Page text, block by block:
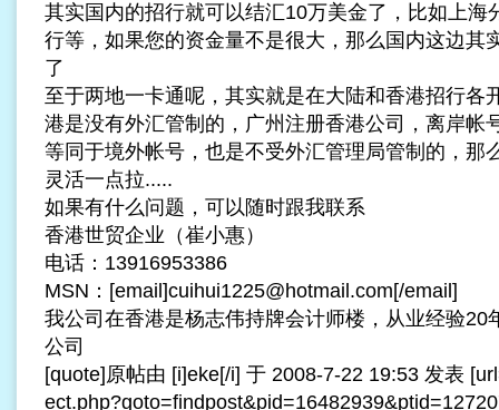
其实国内的招行就可以结汇10万美金了，比如上海
行等，如果您的资金量不是很大，那么国内这边其
了
至于两地一卡通呢，其实就是在大陆和香港招行各
港是没有外汇管制的， 广州注册香港公司
，离岸帐
等同于境外帐号，也是不受外汇管理局管制的，那
灵活一点拉.....
如果有什么问题，可以随时跟我联系
香港世贸企业（崔小惠）
电话：13916953386
MSN：[email]cuihui1225@hotmail.com[/email]
我公司在香港是杨志伟持牌会计师楼，从业经验20
公司
[quote]原帖由 [i]eke[/i] 于 2008-7-22 19:53 发表